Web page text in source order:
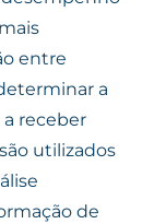
entre
a
receber
utilizados
de